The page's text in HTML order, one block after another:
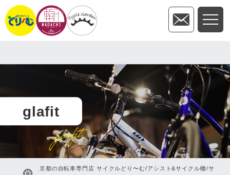
glafit
glafit
京都の自転車専門店 サイクルどり〜む/アシスト&サイクル轍/サ